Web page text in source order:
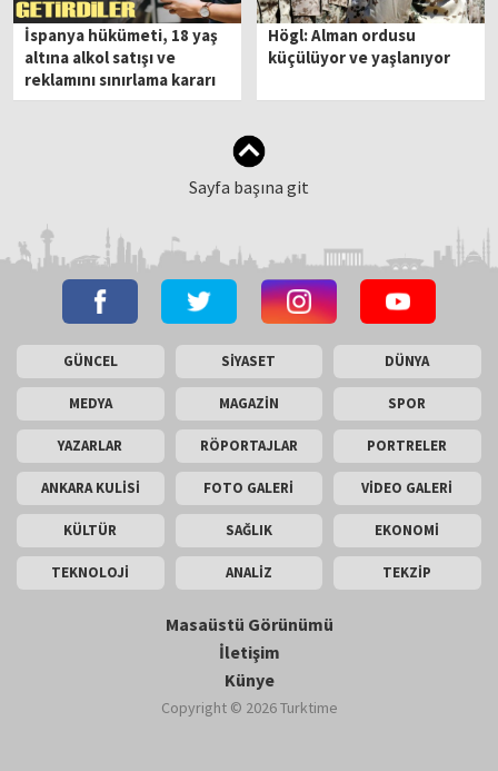
İspanya hükümeti, 18 yaş
altına alkol satışı ve
reklamını sınırlama kararı
aldı
Högl: Alman ordusu
küçülüyor ve yaşlanıyor
Sayfa başına git
GÜNCEL SİYASET DÜNYA
MEDYA MAGAZİN SPOR
YAZARLAR RÖPORTAJLAR PORTRELER
ANKARA KULİSİ FOTO GALERİ VİDEO GALERİ
KÜLTÜR SAĞLIK EKONOMİ
TEKNOLOJİ ANALİZ TEKZİP
Masaüstü Görünümü
İletişim
Künye
Copyright © 2026 Turktime